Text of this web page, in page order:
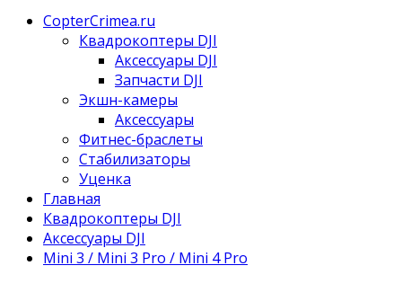
CopterCrimea.ru
Квадрокоптеры DJI
Аксессуары DJI
Запчасти DJI
Экшн-камеры
Аксессуары
Фитнес-браслеты
Стабилизаторы
Уценка
Главная
Квадрокоптеры DJI
Аксессуары DJI
Mini 3 / Mini 3 Pro / Mini 4 Pro